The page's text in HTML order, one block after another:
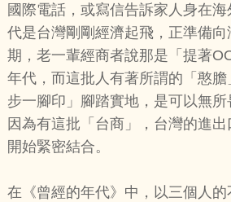
國際電話，或寫信告訴家人身在
代是台灣剛剛經濟起飛，正準備
期，老一輩經商者說那是「提著
年代，而這批人有著所謂的「憨
步一腳印」腳踏實地，是可以無
因為有這批「台商」，台灣的進
開始緊密結合。
在《曾經的年代》中，以三個人